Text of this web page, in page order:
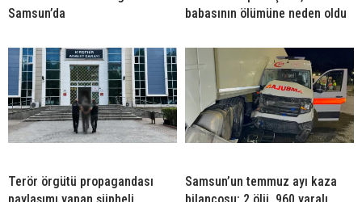
Samsun’da
babasının ölümüne neden oldu
Terör örgütü propagandası
Samsun’un temmuz ayı kaza